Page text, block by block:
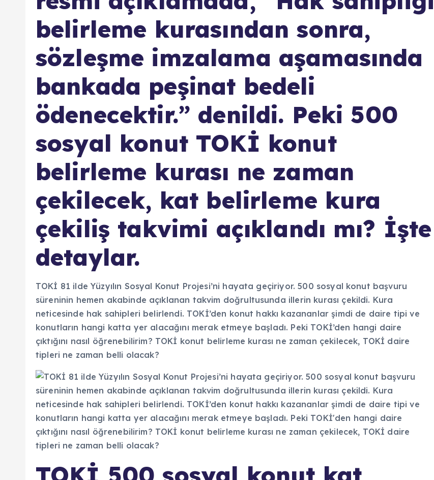
belirleme kurasından sonra,
sözleşme imzalama aşamasında
bankada peşinat bedeli
ödenecektir.” denildi. Peki 500
sosyal konut TOKİ konut
belirleme kurası ne zaman
çekilecek, kat belirleme kura
çekiliş takvimi açıklandı mı? İşte
detaylar.
TOKİ 81 ilde Yüzyılın Sosyal Konut Projesi’ni hayata geçiriyor. 500 sosyal konut başvuru
süreninin hemen akabinde açıklanan takvim doğrultusunda illerin kurası çekildi. Kura
neticesinde hak sahipleri belirlendi. TOKİ’den konut hakkı kazananlar şimdi de daire tipi ve
konutların hangi katta yer alacağını merak etmeye başladı. Peki TOKİ’den hangi daire
çıktığını nasıl öğrenebilirim? TOKİ konut belirleme kurası ne zaman çekilecek, TOKİ daire
tipleri ne zaman belli olacak?